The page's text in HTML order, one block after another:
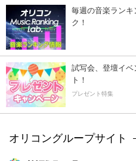
毎週の音楽ランキ
ク！
試写会、登壇イ
ト！
プレゼント特集
オリコングループサイト